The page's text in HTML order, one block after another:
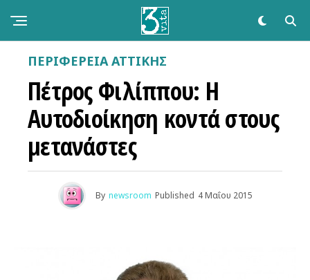
ΠΕΡΙΦΕΡΕΙΑ ΑΤΤΙΚΗΣ
Πέτρος Φιλίππου: Η
Αυτοδιοίκηση κοντά στους
μετανάστες
By newsroom Published 4 Μαΐου 2015